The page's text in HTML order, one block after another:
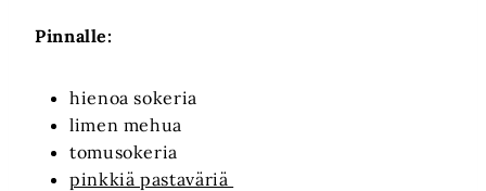
Pinnalle:
hienoa sokeria
limen mehua
tomusokeria
pinkkiä pastaväriä